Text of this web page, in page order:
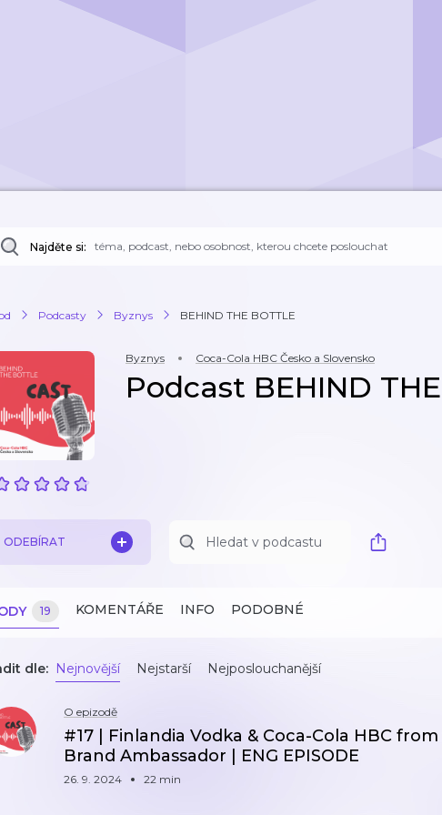
Najděte si:
Podcasty Byznys BEHIND THE BOTTLE
Byznys Coca-Cola HBC Česko a Slovensko
Podcast BEHIND
ODEBÍRAT
19 KOMENTÁŘE INFO PODOBNÉ
dle: Nejnovější Nejstarší Nejposlouchanější
O epizodě
#17 | Finlandia Vodka & Coca-Cola HBC
Brand Ambassador | ENG EPISODE
26. 9. 2024 22 min